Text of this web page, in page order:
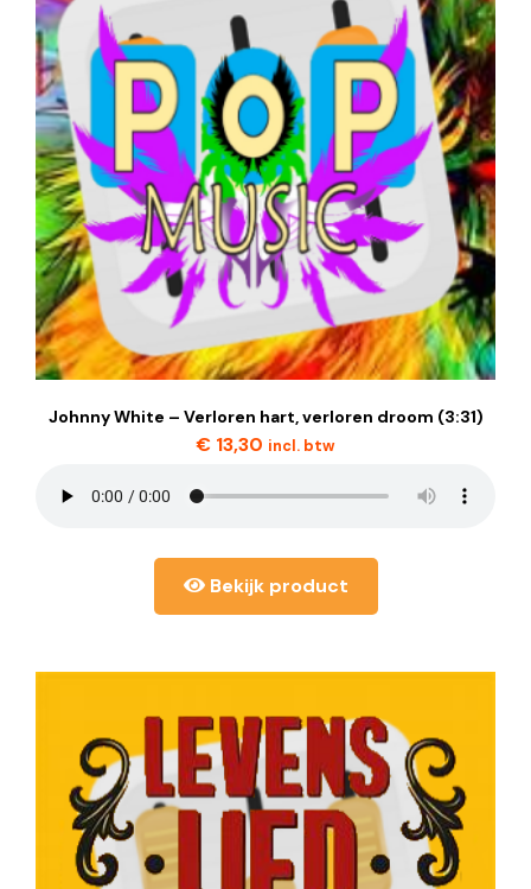
Johnny White – Verloren hart, verloren droom (3:31)
€ 13,30 incl. btw
Bekijk product